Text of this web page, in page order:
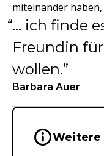
miteinander
… ich finde
Freundin
wollen.
Barbara Auer
Wichtige
Weitere